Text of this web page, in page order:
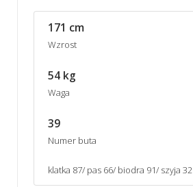
171 cm
Wzrost
54 kg
Waga
39
Numer buta
klatka 87/ pas 66/ biodra 91/ szyja 32